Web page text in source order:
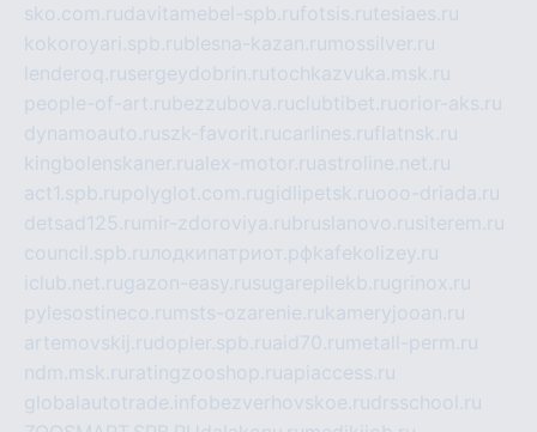
sko.com.rudavitamebel-spb.rufotsis.rutesiaes.ru
kokoroyari.spb.rublesna-kazan.ru mossilver.ru
lenderoq.rusergeydobrin.rutochkazvuka.msk.ru
people-of-art.rubezzubova.ruclubtibet.ruorior-aks.ru
dynamoauto.ruszk-favorit.rucarlines.ruflatnsk.ru
kingbolenskaner.rualex-motor.ruastroline.net.ru
act1.spb.rupolyglot.com.rugidlipetsk.ruooo-driada.ru
detsad125.ru mir-zdoroviya.rubruslanovo.rusiterem.ru
council.spb.ruлодкипатриот.рфkafekolizey.ru
iclub.net.rugazon-easy.rusugarepilekb.rugrinox.ru
pylesostineco.ru msts-ozarenie.rukameryjooan.ru
artemovskij.rudopler.spb.ruaid70.ru metall-perm.ru
ndm.msk.ru ratingzooshop.ruapiaccess.ru
globalautotrade.info bezverhovskoe.rudrsschool.ru